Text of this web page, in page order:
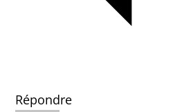
Répondre